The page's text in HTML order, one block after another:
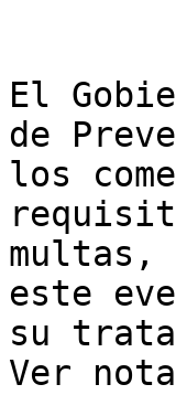
El
de
los
este
su
Ver